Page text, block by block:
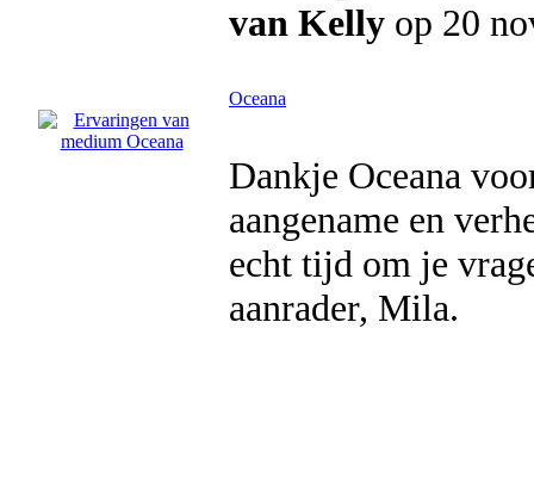
van Kelly op 20
Oceana
Dankje Oceana
aangename en
echt tijd om je
aanrader, Mila.